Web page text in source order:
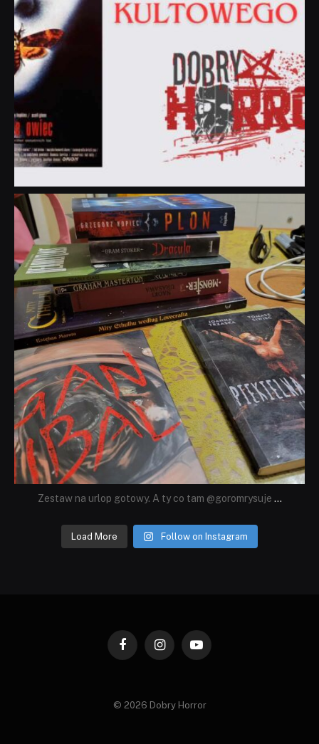
dobryhorror
Lip 31
Zestaw na urlop gotowy. A ty co tam @goromrysuje ...
Load More Follow on Instagram
FacebookInstagramYouTube
© 2026 Dobry Horror